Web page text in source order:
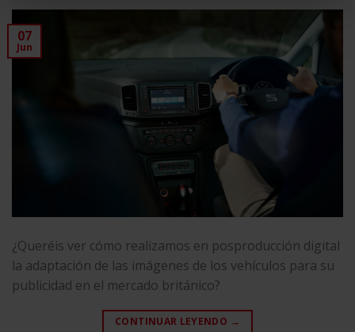
07
Jun
¿Queréis ver cómo realizamos en posproducción digital
la adaptación de las imágenes de los vehículos para su
publicidad en el mercado británico?
CONTINUAR LEYENDO →